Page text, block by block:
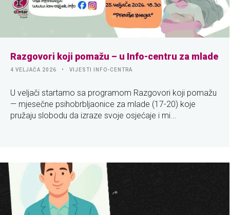
Razgovori koji pomažu – u Info-centru za mlade
4 VELJAČA 2026 VIJESTI INFO-CENTRA
U veljači startamo sa programom Razgovori koji pomažu
— mjesečne psihobrbljaonice za mlade (17-20) koje
pružaju slobodu da izraze svoje osjećaje i mi...